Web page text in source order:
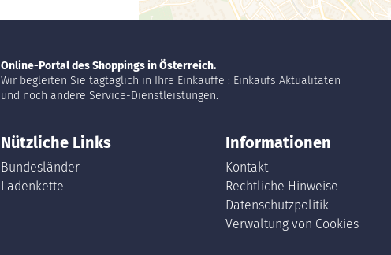
Online-Portal des Shoppings in Österreich.
Wir begleiten Sie tagtäglich in Ihre Einkäuffe : Einkaufs Aktualitäten
und noch andere Service-Dienstleistungen.
Nützliche Links
Bundesländer
Ladenkette
Informationen
Kontakt
Rechtliche Hinweise
Datenschutzpolitik
Verwaltung von Cookies